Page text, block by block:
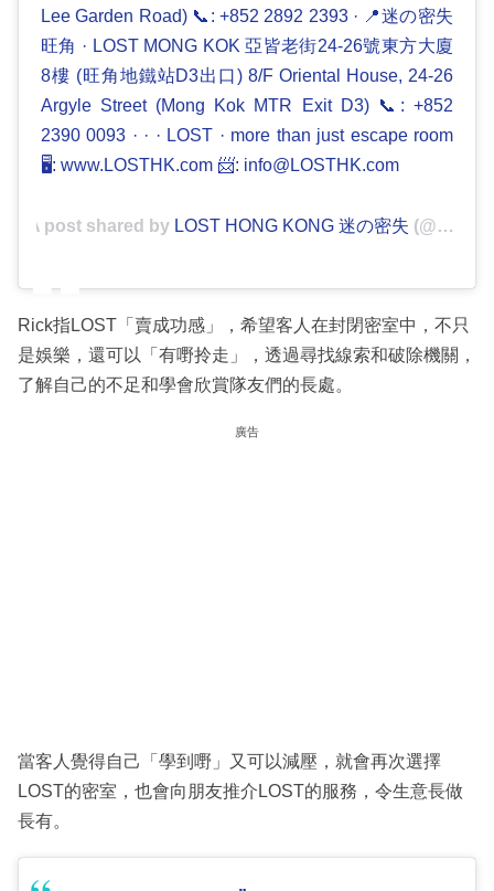
Lee Garden Road) 📞: +852 2892 2393 · 📍迷の密失
旺角 · LOST MONG KOK 亞皆老街24-26號東方大廈
8樓 (旺角地鐵站D3出口) 8/F Oriental House, 24-26
Argyle Street (Mong Kok MTR Exit D3) 📞: +852
2390 0093 · · · LOST · more than just escape room
🖥: www.LOSTHK.com 📨: info@LOSTHK.com
A post shared by LOST HONG KONG 迷の密失 (@lost_hk) on
Rick指LOST「賣成功感」，希望客人在封閉密室中，不只
是娛樂，還可以「有嘢拎走」，透過尋找線索和破除機關，
了解自己的不足和學會欣賞隊友們的長處。
廣告
當客人覺得自己「學到嘢」又可以減壓，就會再次選擇
LOST的密室，也會向朋友推介LOST的服務，令生意長做
長有。